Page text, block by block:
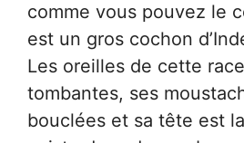
comme vous pouvez le
est un gros cochon
Les oreilles de cette
tombantes, ses
bouclées et sa tête est